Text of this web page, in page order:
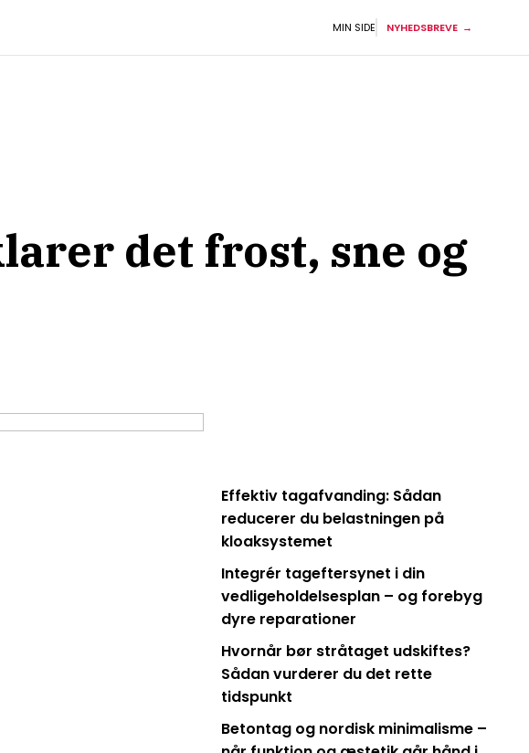
MIN SIDE NYHEDSBREVE
det frost, sne og
Effektiv tagafvanding: Sådan
reducerer du belastningen på
kloaksystemet
Integrér tageftersynet i din
vedligeholdelsesplan – og forebyg
dyre reparationer
Hvornår bør stråtaget udskiftes?
Sådan vurderer du det rette
tidspunkt
Betontag og nordisk minimalisme –